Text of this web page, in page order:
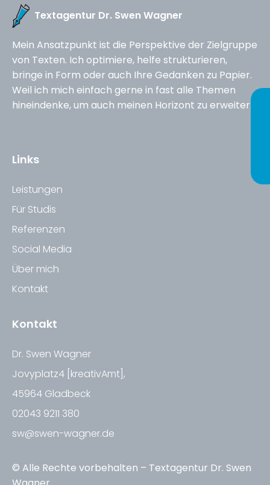
Textagentur Dr. Swen Wagner
Mein Ansatzpunkt ist die Perspektive der Zielgruppe
von Texten. Ich optimiere, helfe strukturieren,
bringe in Form oder auch Ihre Gedanken zu Papier.
Weil ich mich einfach gerne in fast alle Themen
hineindenke, um auch meinen Horizont zu erweitern.
Links
Leistungen
Für Studis
Referenzen
Social Media
Über mich
Kontakt
Kontakt
Dr. Swen Wagner
Jovyplatz4 [kreativAmt],
45964 Gladbeck
02043 9211 380
sw@swen-wagner.de
© Alle Rechte vorbehalten – Textagentur Dr. Swen